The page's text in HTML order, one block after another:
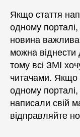
Якщо стаття
одному
новина
можна
тому всі ЗМІ
читачами. Якщо
одному
написали свій
відправляйте